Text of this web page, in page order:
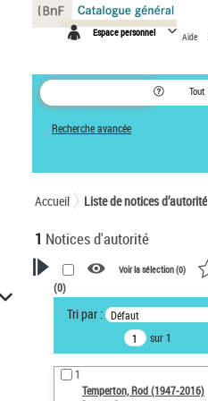
Espace personnel Aide
Tout
Recherche avancée
Accueil Liste de notices d’autorité
1 Notices d'autorité
VOTRE RECHERCHE
Recherche avancée dans les
notices d’autorité
Œuvres liées à l'auteur :
Temperton, Rod (1947-2016)
Voir la sélection (0)
(0)
Tri par : Défaut
sur 1
1
Temperton, Rod (1947-2016)
Panneau de gestion des cookies